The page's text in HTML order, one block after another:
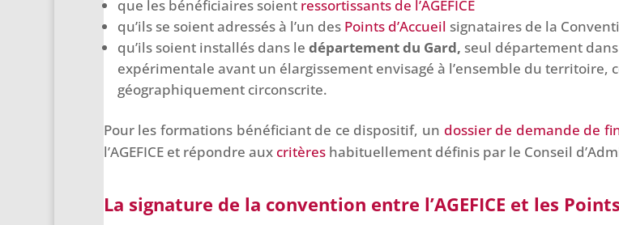
que les bénéficiaires soient ressortissants de l’AGEFICE
qu’ils se soient adressés à l’un des Points d’Accueil signataires de la
qu’ils soient installés dans le département du Gard, seul département
expérimentale avant un élargissement envisagé à l’ensemble du territoire,
géographiquement circonscrite.
Pour les formations bénéficiant de ce dispositif, un dossier de demande de
l’AGEFICE et répondre aux critèreshabituellement définis par le Conseil
La signature de la convention entre l’AGEFICE et les